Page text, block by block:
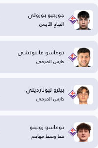
جورجيو بوزولي
الجناح الأيمن
توماسو فاننوتشي
حارس المرمى
بيترو ليونارديلي
حارس المرمى
توماسو روبينو
خط وسط مهاجم